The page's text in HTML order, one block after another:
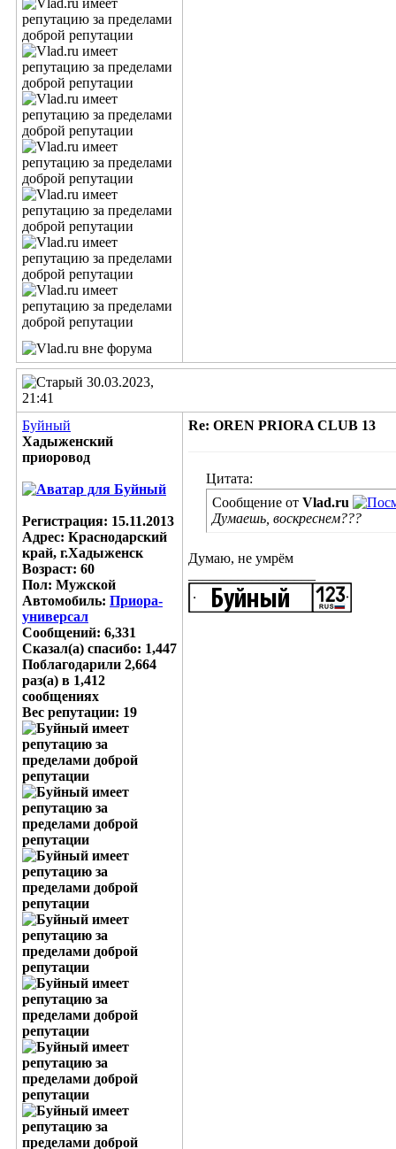
30.03.2023,
21:41
Буйный
Хадыженский
приоровод
Регистрация: 15.11.2013
Адрес: Краснодарский
край, г.Хадыженск
Возраст: 60
Пол: Мужской
Автомобиль: Приора-
универсал
Сообщений: 6,331
Сказал(а) спасибо: 1,447
Поблагодарили 2,664
раз(а) в 1,412
сообщениях
Вес репутации: 19
Re: OREN PRIORA CLUB 13
Цитата:
Сообщение от Vlad.ru
Думаешь, воскреснем???
Думаю, не умрём